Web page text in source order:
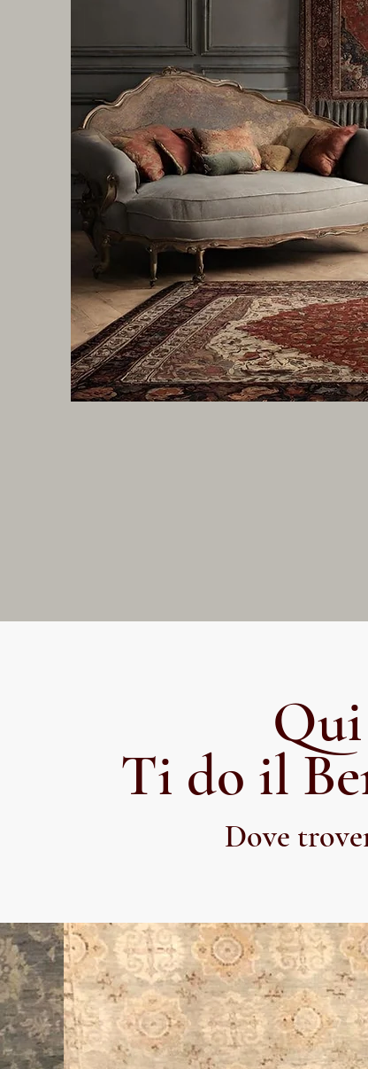
Ti do il
Dove